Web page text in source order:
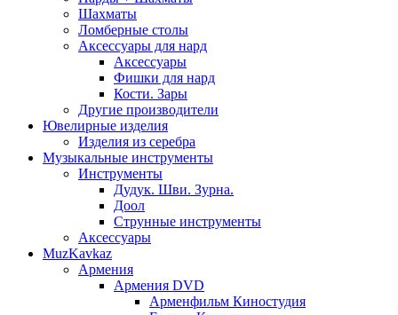
Шахматы
Ломберные столы
Аксессуары для нард
Аксессуары
Фишки для нард
Кости. Зары
Другие производители
Ювелирные изделия
Изделия из серебра
Музыкальные инструменты
Инструменты
Дудук. Шви. Зурна.
Доол
Струнные инструменты
Аксессуары
MuzKavkaz
Армения
Армения DVD
Арменфильм Киностудия